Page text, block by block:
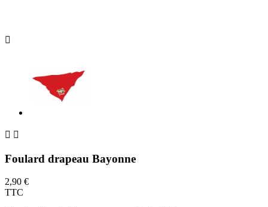

 
Foulard drapeau Bayonne
2,90 €
TTC